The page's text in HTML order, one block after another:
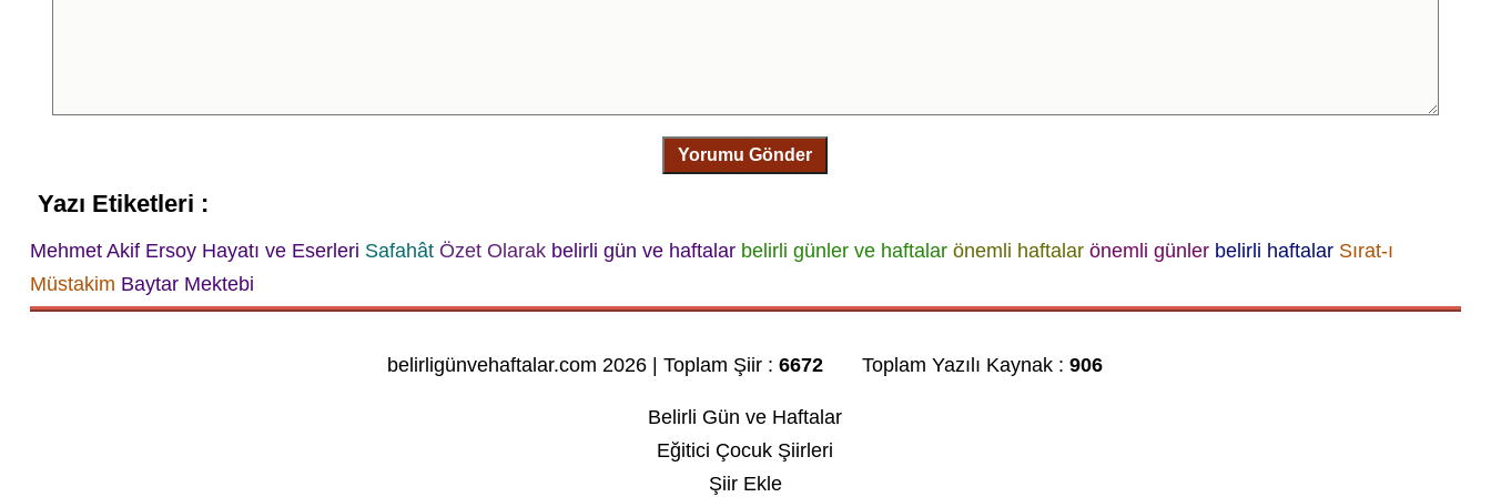
Yorumu Gönder
Yazı Etiketleri :
Mehmet Akif Ersoy Hayatı ve Eserleri Safahât Özet Olarak belirli gün ve haftalar belirli günler ve haftalar önemli haftalar önemli günler belirli haftalar Sırat-ı
Müstakim Baytar Mektebi
belirligünvehaftalar.com 2026 | Toplam Şiir :6672 Toplam Yazılı Kaynak :906
Belirli Gün ve Haftalar
Eğitici Çocuk Şiirleri
Şiir Ekle